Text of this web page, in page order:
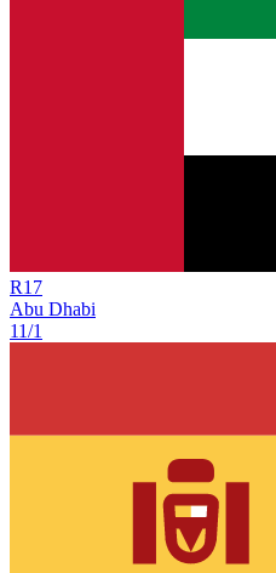
R17
Abu Dhabi
11/1